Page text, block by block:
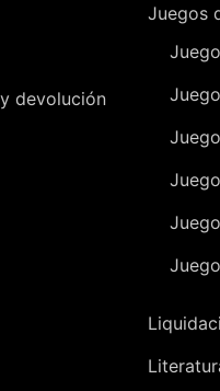
devolución
Juegos